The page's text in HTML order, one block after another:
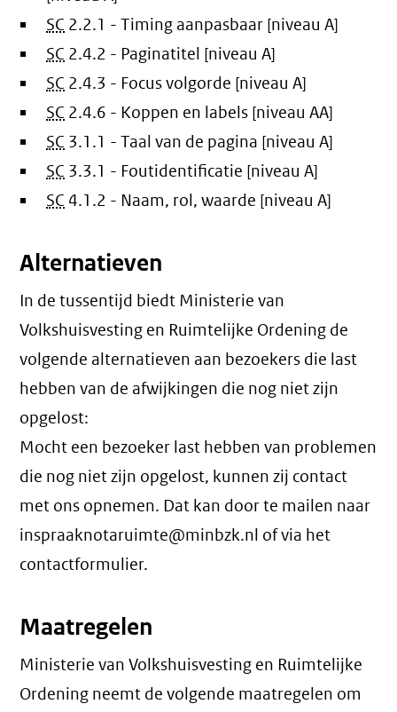
SC 2.2.1 - Timing aanpasbaar [niveau A]
SC 2.4.2 - Paginatitel [niveau A]
SC 2.4.3 - Focus volgorde [niveau A]
SC 2.4.6 - Koppen en labels [niveau AA]
SC 3.1.1 - Taal van de pagina [niveau A]
SC 3.3.1 - Foutidentificatie [niveau A]
SC 4.1.2 - Naam, rol, waarde [niveau A]
Alternatieven
In de tussentijd biedt Ministerie van
Volkshuisvesting en Ruimtelijke Ordening de
volgende alternatieven aan bezoekers die last
hebben van de afwijkingen die nog niet zijn
opgelost:
Mocht een bezoeker last hebben van problemen
die nog niet zijn opgelost, kunnen zij contact
met ons opnemen. Dat kan door te mailen naar
inspraaknotaruimte@minbzk.nl of via het
contactformulier.
Maatregelen
Ministerie van Volkshuisvesting en Ruimtelijke
Ordening neemt de volgende maatregelen om